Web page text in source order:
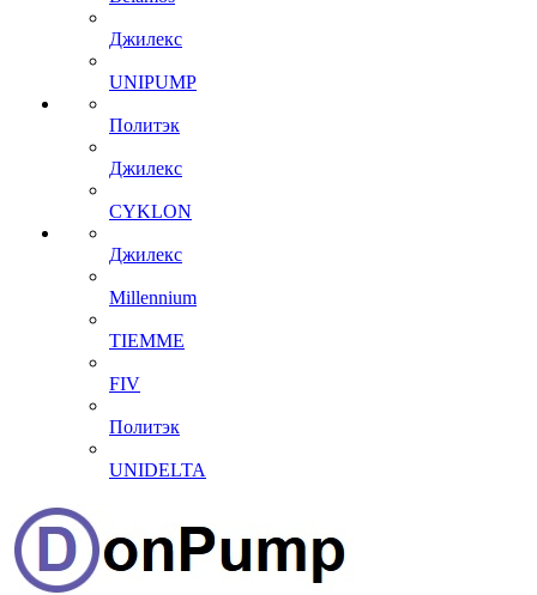
Джилекс
UNIPUMP
Политэк
Джилекс
CYKLON
Джилекс
Millennium
TIEMME
FIV
Политэк
UNIDELTA